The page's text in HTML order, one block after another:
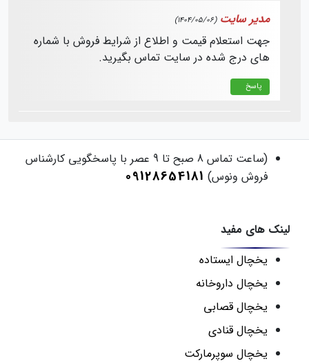
مدیر سایت (1404/05/06)
جهت استعلام قیمت و اطلاع از شرایط فروش با شماره
های درج شده در سایت تماس بگیرید.
پاسخ
(ساعت تماس 8 صبح تا 9 عصر با پاسخگویی کارشناس
فروش ونوس) 09128654181
لینک های مفید
یخچال ایستاده
یخچال داروخانه
یخچال قصابی
یخچال قنادی
یخچال سوپرمارکت